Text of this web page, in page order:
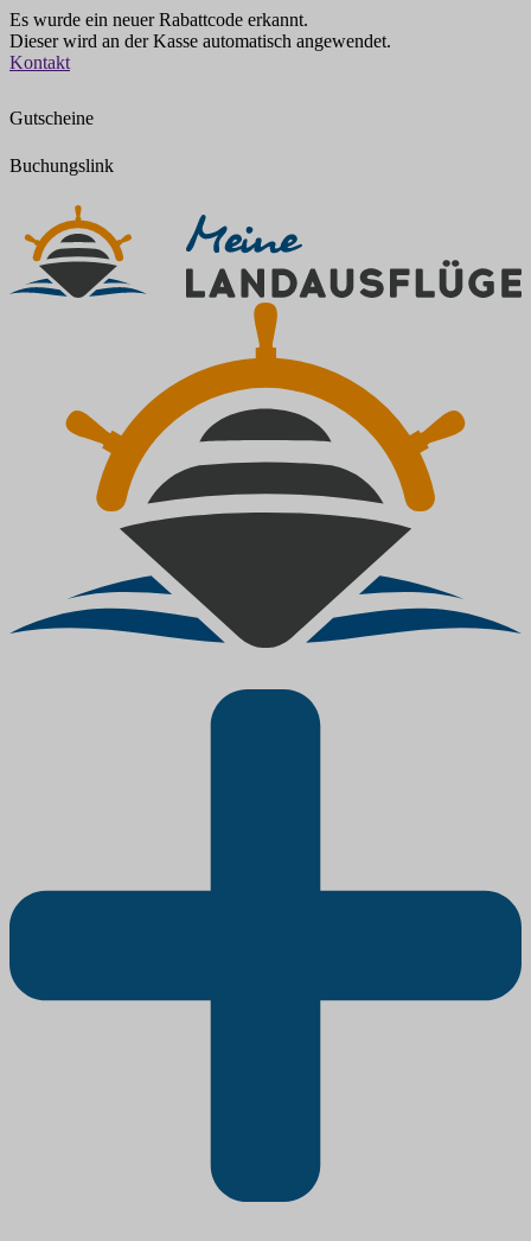
Es wurde ein neuer Rabattcode erkannt.
Dieser wird an der Kasse automatisch angewendet.
Zum
Kontakt
Gutscheine
Buchungslink